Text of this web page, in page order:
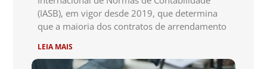
(IASB), em vigor desde 2019, que determina
que a maioria dos contratos de arrendamento
LEIA MAIS